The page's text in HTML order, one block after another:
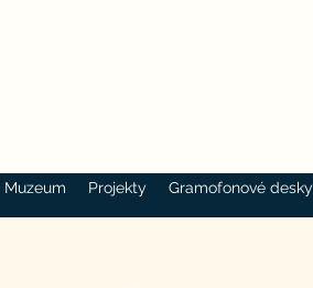
Muzeum Projekty Gramofonové desky